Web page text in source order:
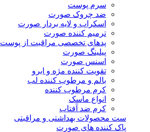
سرم پوست
ضد چروک صورت
اسکراب و لایه بردار صورت
ترمیم کننده صورت
پدهای تخصصی مراقبت از پوست
پیلینگ صورت
اسنس صورت
تقویت کننده مژه و ابرو
بالم و مرطوب کننده لب
کرم مرطوب کننده
انواع ماسک
کرم ضد آفتاب
ست محصولات بهداشتی و مراقبتی
پاک کننده های صورت